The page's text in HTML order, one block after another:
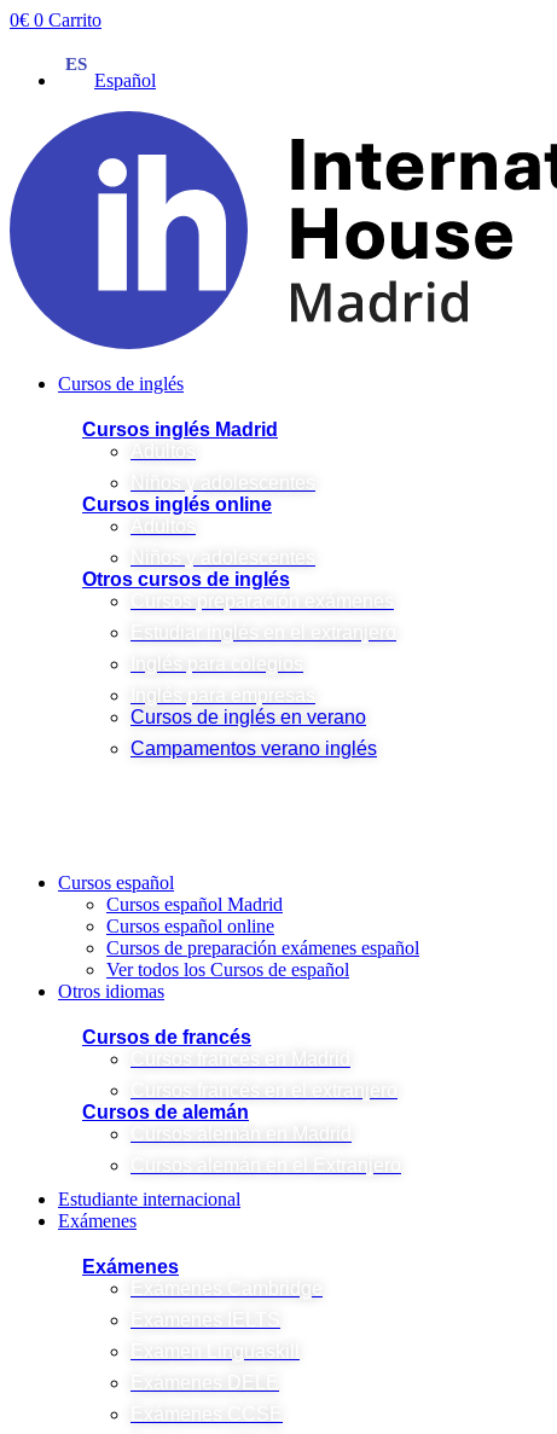
Ir
contenido
0€ 0 Carrito
Español
Cursos de inglés
Cursos inglés Madrid
Adultos
Niños y adolescentes
Cursos inglés online
Adultos
Niños y adolescentes
Otros cursos de inglés
Cursos preparación exámenes
Estudiar inglés en el extranjero
Inglés para colegios
Inglés para empresas
Cursos de inglés en verano
Campamentos verano inglés
Cursos español
Cursos español Madrid
Cursos español online
Cursos de preparación exámenes español
Ver todos los Cursos de español
Otros idiomas
Cursos de francés
Cursos francés en Madrid
Cursos de alemán
Cursos alemán en Madrid
Cursos alemán en el Extranjero
Estudiante internacional
Exámenes
Exámenes
Exámenes Cambridge
Exámenes IELTS
Examen Linguaskill
Exámenes DELE
Exámenes CCSE